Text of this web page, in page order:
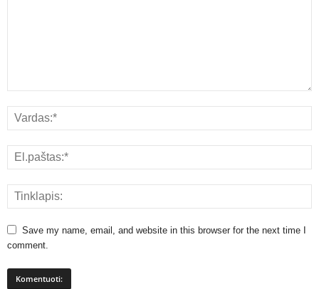
Save my name, email, and website in this browser for the next time I
comment.